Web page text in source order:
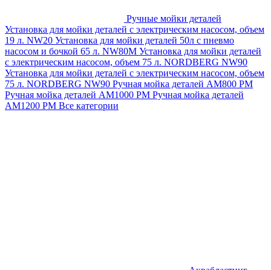
Ручные мойки деталей
Установка для мойки деталей с электрическим насосом, объем
19 л. NW20 Установка для мойки деталей 50л с пневмо
насосом и бочкой 65 л. NW80M Установка для мойки деталей
с электрическим насосом, объем 75 л. NORDBERG NW90
Установка для мойки деталей с электрическим насосом, объем
75 л. NORDBERG NW90 Ручная мойка деталей АМ800 РМ
Ручная мойка деталей АМ1000 РМ Ручная мойка деталей
АМ1200 РМ Все категории